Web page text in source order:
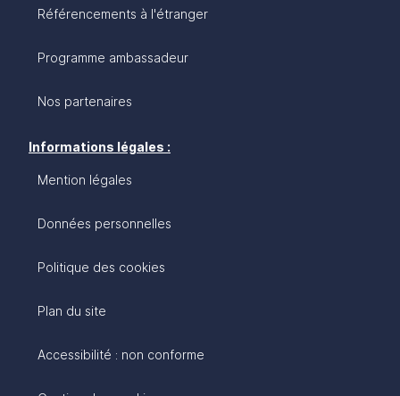
Référencements à l'étranger
Programme ambassadeur
Nos partenaires
Informations légales :
Mention légales
Données personnelles
Politique des cookies
Plan du site
Accessibilité : non conforme